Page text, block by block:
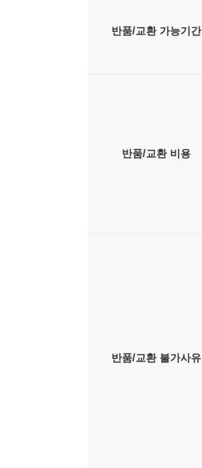
반품/교환 가능기간
반품/교환 비용
반품/교환 불가사유